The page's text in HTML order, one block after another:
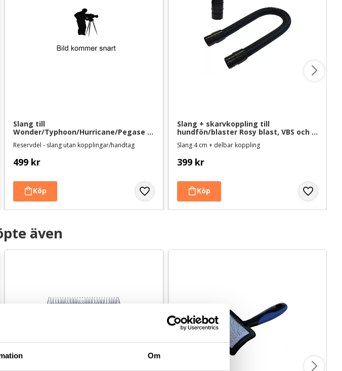
Om
Slang till
Wonder/Typhoon/Hurricane/Pegase
fön/blaster - 5 meter
Reservdel - slang utan kopplingar/handtag
499 kr
Slang + skarvkoppling till
hundfön/blaster Rosy blast, VBS och
DG-09
Slang 4 cm + delbar koppling
399 kr
även